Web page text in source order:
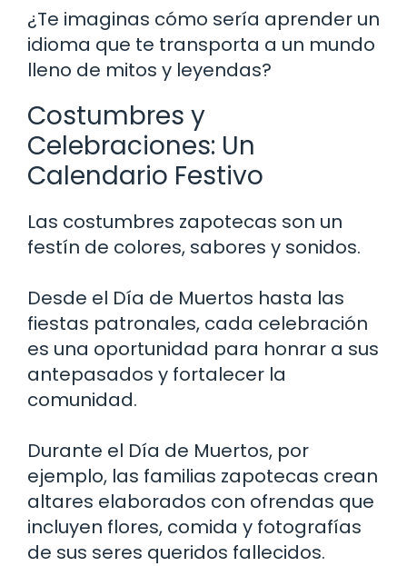
¿Te imaginas cómo sería aprender un
idioma que te transporta a un mundo
lleno de mitos y leyendas?
Costumbres y
Celebraciones: Un
Calendario Festivo
Las costumbres zapotecas son un
festín de colores, sabores y sonidos.
Desde el Día de Muertos hasta las
fiestas patronales, cada celebración
es una oportunidad para honrar a sus
antepasados y fortalecer la
comunidad.
Durante el Día de Muertos, por
ejemplo, las familias zapotecas crean
altares elaborados con ofrendas que
incluyen flores, comida y fotografías
de sus seres queridos fallecidos.